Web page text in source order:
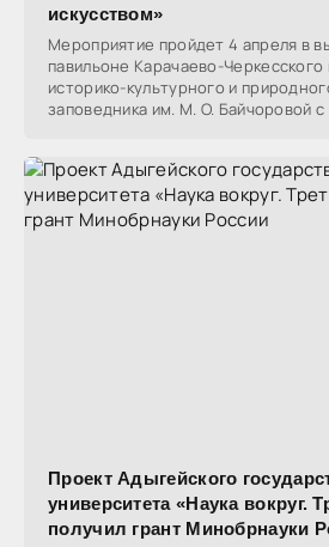
искусством»
Мероприятие пройдет 4 апреля в
павильоне Карачаево-
историко-культурного и
заповедника им. М. О. Байчоровой с
Проект Адыгейского
университета «Наука вокруг.
получил грант Минобрнауки